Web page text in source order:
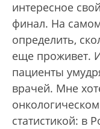
интересное
финал. На
определить,
еще проживет.
пациенты
врачей. Мне
статистикой: в